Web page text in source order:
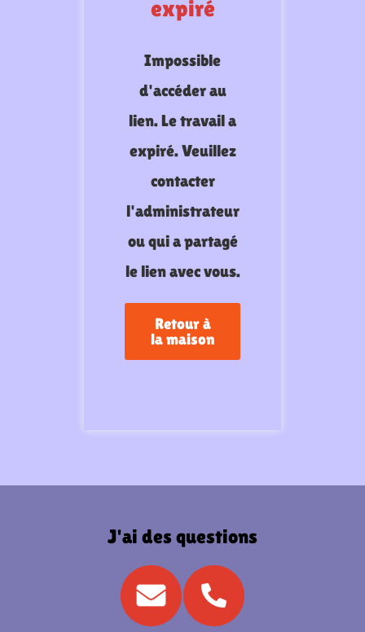
expiré
Impossible
d'accéder au
lien. Le travail a
expiré. Veuillez
contacter
l'administrateur
ou qui a partagé
le lien avec vous.
Retour à
la maison
J'ai des questions